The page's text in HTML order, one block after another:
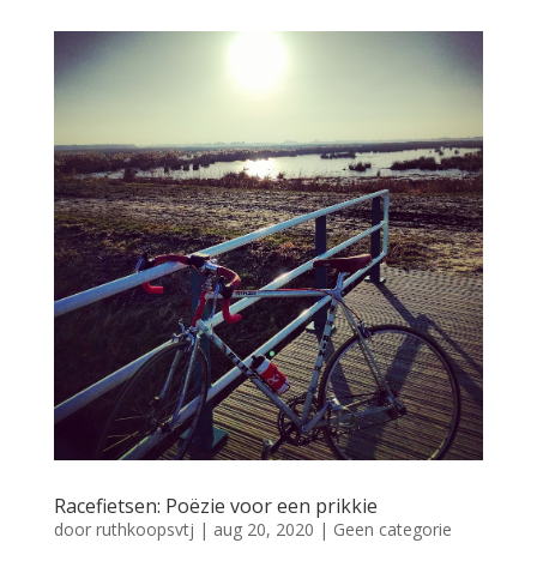
Racefietsen: Poëzie voor een prikkie
door ruthkoopsvtj | aug 20, 2020 | Geen categorie